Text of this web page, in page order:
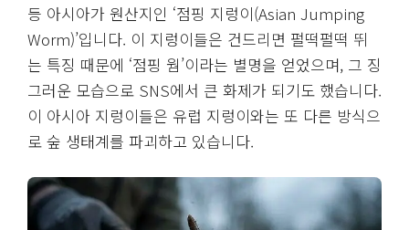
등 아시아가 원산지인 ‘점핑 지렁이(Asian Jumping
Worm)’입니다. 이 지렁이들은 건드리면 펄떡펄떡 뛰
는 특징 때문에 ‘점핑 웜’이라는 별명을 얻었으며, 그 징
그러운 모습으로 SNS에서 큰 화제가 되기도 했습니다.
이 아시아 지렁이들은 유럽 지렁이와는 또 다른 방식으
로 숲 생태계를 파괴하고 있습니다.